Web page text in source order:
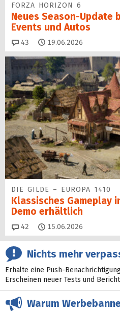
FORZA HORIZON 6
Neues Season-Update
Events und Autos
43 Kommentare
19.06.2026
DIE GILDE – EUROPA 1410
Klassisches Gameplay
Demo erhältlich
42 Kommentare
15.06.2026
Nichts mehr
Erhalte eine Push-
Erscheinen neuer Tests und
Warum